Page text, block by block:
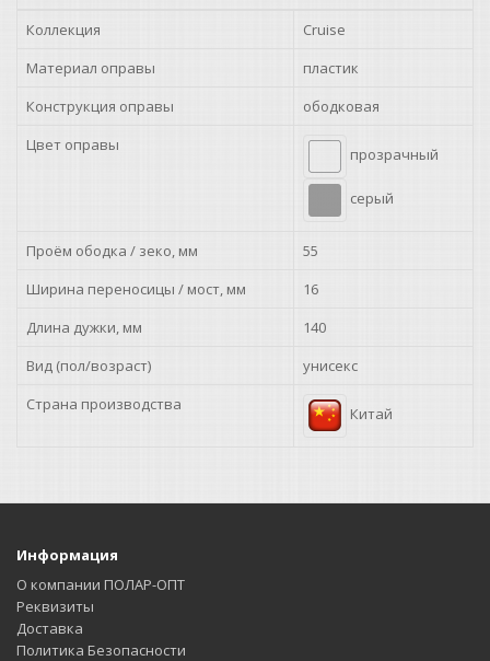
Коллекция
Cruise
Материал оправы
пластик
Конструкция оправы
ободковая
Цвет оправы
прозрачный
серый
Проём ободка / зеко, мм
55
Ширина переносицы / мост, мм
16
Длина дужки, мм
140
Вид (пол/возраст)
унисекс
Страна производства
Китай
Информация
О компании ПОЛАР-ОПТ
Реквизиты
Доставка
Политика Безопасности